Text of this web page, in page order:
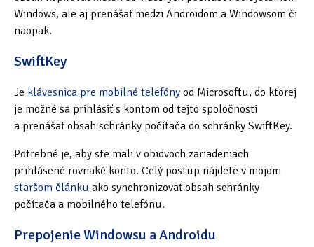
Windows, ale aj prenášať medzi Androidom a Windowsom či
naopak.
SwiftKey
Je klávesnica pre mobilné telefóny od Microsoftu, do ktorej
je možné sa prihlásiť s kontom od tejto spoločnosti
a prenášať obsah schránky počítača do schránky SwiftKey.
Potrebné je, aby ste mali v obidvoch zariadeniach
prihlásené rovnaké konto. Celý postup nájdete v mojom
staršom článku ako synchronizovať obsah schránky
počítača a mobilného telefónu.
Prepojenie Windowsu a Androidu